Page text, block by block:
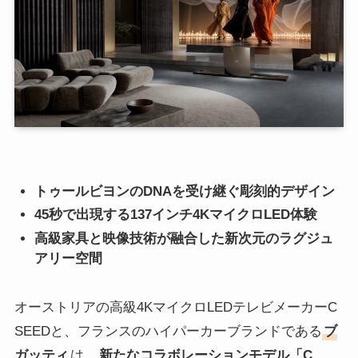
トゥールビヨンのDNAを受け継ぐ彫刻的デザイン
45秒で出現する137インチ4KマイクロLED体験
高級家具と映像技術が融合した新次元のラグジュ
アリー空間
オーストリアの高級4KマイクロLEDテレビメーカーC
SEEDと、フランスのハイパーカーブランドである ブ